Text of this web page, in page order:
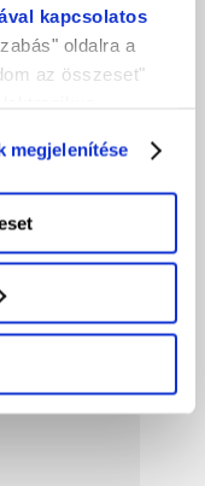
kapcsolatos
oldalra a
az összeset"
fogadja el.
megjelenítése